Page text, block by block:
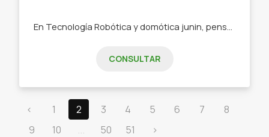
CONSULTAR
‹ 1 2 3 4 5 6 7
8
9
10 ... 50 51 ›